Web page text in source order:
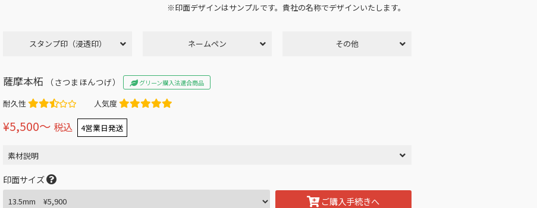
※印面デザインはサンプルです。貴社の名称でデザインいたします。
スタンプ印（浸透印） ネームペン その他
薩摩本柘 （さつまほんつげ） グリーン購入法適合商品
耐久性 人気度
¥5,500〜 税込 4営業日発送
素材説明
印面サイズ
ご購入手続きへ